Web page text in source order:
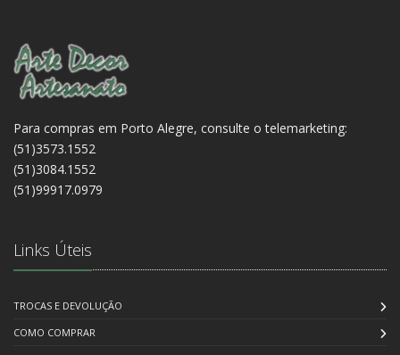
Para compras em Porto Alegre, consulte o telemarketing:
(51)3573.1552
(51)3084.1552
(51)99917.0979
Links Úteis
TROCAS E DEVOLUÇÃO
COMO COMPRAR